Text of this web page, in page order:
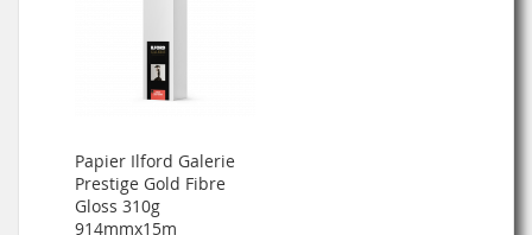
Papier Ilford Galerie
Prestige Gold Fibre
Gloss 310g
914mmx15m